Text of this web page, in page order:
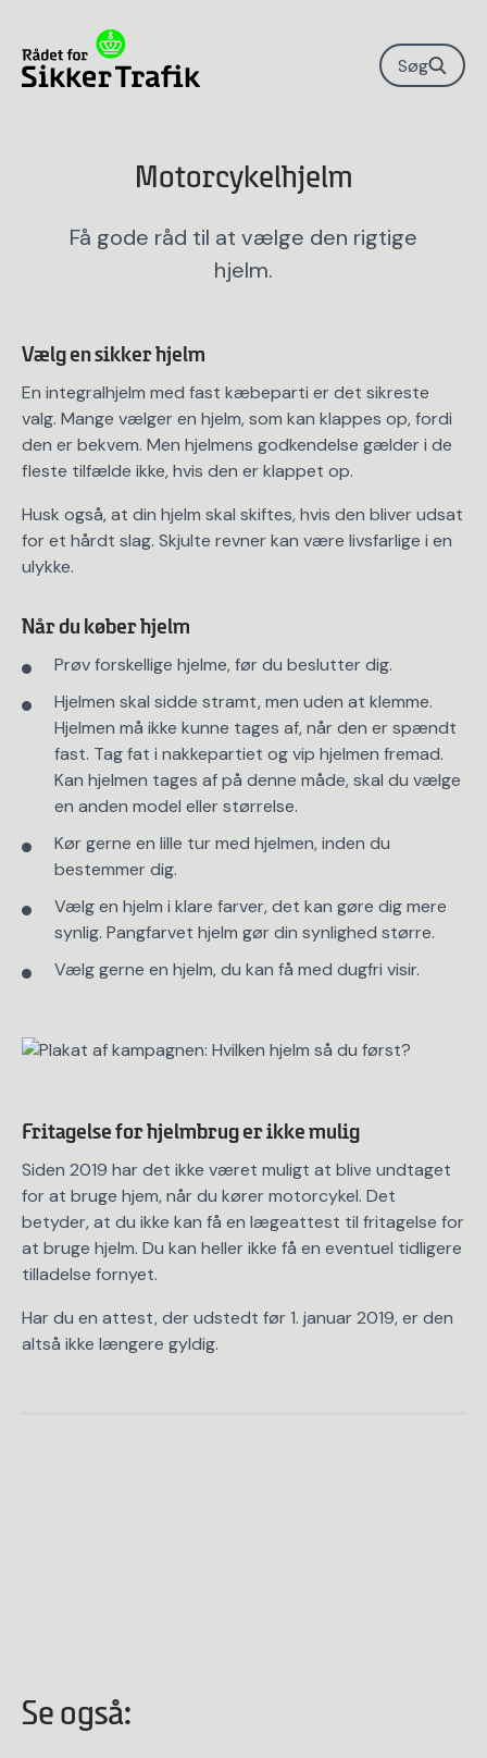
Søg
Motorcykelhjelm
Få gode råd til at vælge den rigtige
hjelm.
Vælg en sikker hjelm
En integralhjelm med fast kæbeparti er det sikreste
valg. Mange vælger en hjelm, som kan klappes op, fordi
den er bekvem. Men hjelmens godkendelse gælder i de
fleste tilfælde ikke, hvis den er klappet op.
Husk også, at din hjelm skal skiftes, hvis den bliver udsat
for et hårdt slag. Skjulte revner kan være livsfarlige i en
ulykke.
Når du køber hjelm
Prøv forskellige hjelme, før du beslutter dig.
Hjelmen skal sidde stramt, men uden at klemme.
Hjelmen må ikke kunne tages af, når den er spændt
fast. Tag fat i nakkepartiet og vip hjelmen fremad.
Kan hjelmen tages af på denne måde, skal du vælge
en anden model eller størrelse.
Kør gerne en lille tur med hjelmen, inden du
bestemmer dig.
Vælg en hjelm i klare farver, det kan gøre dig mere
synlig. Pangfarvet hjelm gør din synlighed større.
Vælg gerne en hjelm, du kan få med dugfri visir.
Fritagelse for hjelmbrug er ikke mulig
Siden 2019 har det ikke været muligt at blive undtaget
for at bruge hjem, når du kører motorcykel. Det
betyder, at du ikke kan få en lægeattest til fritagelse for
at bruge hjelm. Du kan heller ikke få en eventuel tidligere
tilladelse fornyet.
Har du en attest, der udstedt før 1. januar 2019, er den
altså ikke længere gyldig.
Se også: